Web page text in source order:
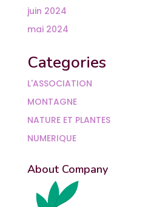
juin 2024
mai 2024
Categories
L'ASSOCIATION
MONTAGNE
NATURE ET PLANTES
NUMERIQUE
About Company